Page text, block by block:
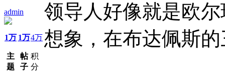
admin
1万
主
题
1万
帖
子
4万
积
分
领导人好像就是欧
想象，在布达佩斯